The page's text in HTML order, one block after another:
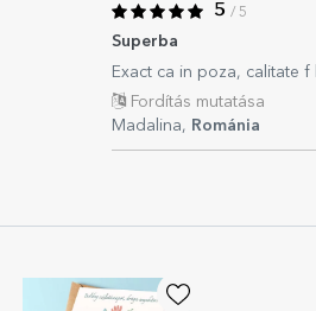
5 / 5
Superba
Exact ca in poza, calitate f
Fordítás mutatása
Madalina, Románia